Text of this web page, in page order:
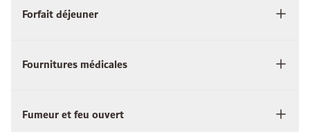
Forfait déjeuner
Fournitures médicales
Fumeur et feu ouvert